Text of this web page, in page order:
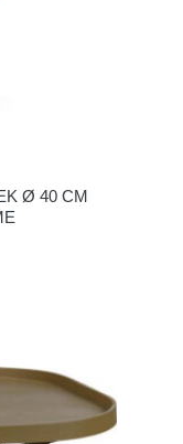
Ø 40 CM